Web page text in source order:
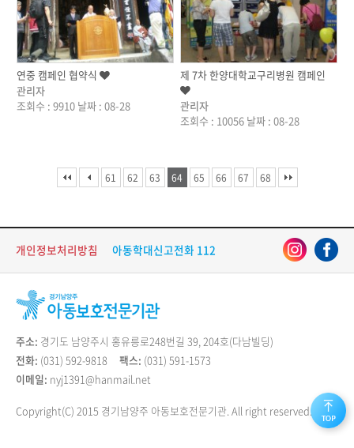
연중 캠페인 협약식
관리자
조회수 : 9910 날짜 : 08-28
제 7차 한양대학교구리병원 캠페인
관리자
조회수 : 10056 날짜 : 08-28
61 62 63 64 65 66 67 68
개인정보처리방침 아동학대신고전화 112
주소: 경기도 남양주시 홍유릉로248번길 39, 204호(다남빌딩)
전화: (031) 592-9818 팩스: (031) 591-1573
이메일: nyj1391@hanmail.net
Copyright(C) 2015 경기남양주 아동보호전문기관. All right reserved.